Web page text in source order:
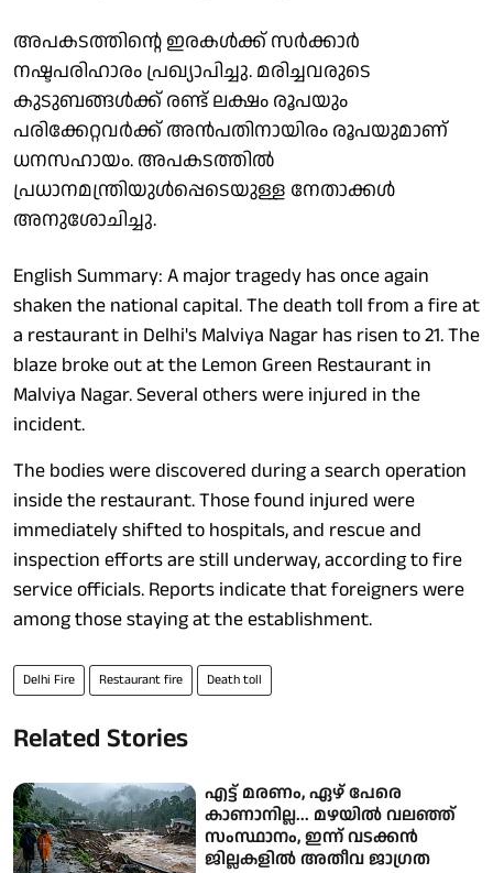
അപകടത്തിന്റെ ഇരകള്‍ക്ക് സര്‍ക്കാര്‍
നഷ്ടപരിഹാരം പ്രഖ്യാപിച്ചു. മരിച്ചവരുടെ
കുടുബങ്ങള്‍ക്ക് രണ്ട് ലക്ഷം രൂപയും
പരിക്കേറ്റവര്‍ക്ക് അന്‍പതിനായിരം രൂപയുമാണ്
ധനസഹായം. അപകടത്തില്‍
പ്രധാനമന്ത്രിയുള്‍പ്പെടെയുള്ള നേതാക്കള്‍
അനുശോചിച്ചു.
English Summary: A major tragedy has once again
shaken the national capital. The death toll from a fire at
a restaurant in Delhi's Malviya Nagar has risen to 21. The
blaze broke out at the Lemon Green Restaurant in
Malviya Nagar. Several others were injured in the
incident.
The bodies were discovered during a search operation
inside the restaurant. Those found injured were
immediately shifted to hospitals, and rescue and
inspection efforts are still underway, according to fire
service officials. Reports indicate that foreigners were
among those staying at the establishment.
Delhi Fire Restaurant fire Death toll
Related Stories
എട്ട് മരണം, ഏഴ് പേരെ
കാണാനില്ല... മഴയിൽ വലഞ്ഞ്
സംസ്ഥാനം, ഇന്ന് വടക്കൻ
ജില്ലകളിൽ അതീവ ജാഗ്രത